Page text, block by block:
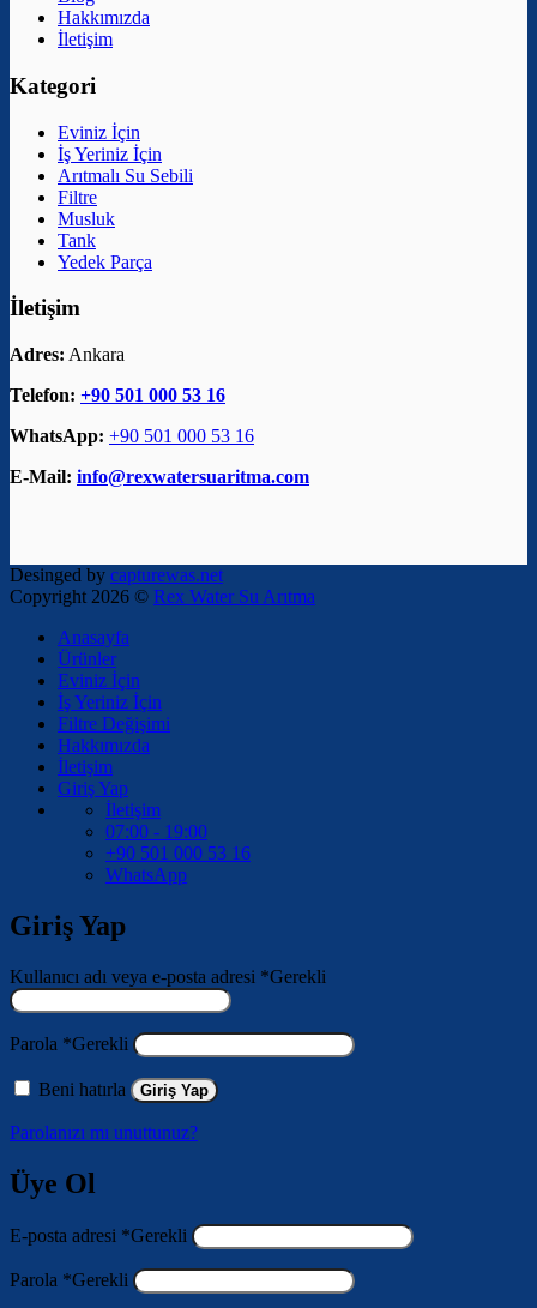
Hakkımızda
İletişim
Kategori
Eviniz İçin
İş Yeriniz İçin
Arıtmalı Su Sebili
Filtre
Musluk
Tank
Yedek Parça
İletişim
Adres: Ankara
Telefon: +90 501 000 53 16
WhatsApp: +90 501 000 53 16
E-Mail: info@rexwatersuaritma.com
Desinged by capturewas.net
Copyright 2026 © Rex Water Su Arıtma
Anasayfa
Ürünler
Eviniz İçin
İş Yeriniz İçin
Filtre Değişimi
Hakkımızda
İletişim
Giriş Yap
İletişim
07:00 - 19:00
+90 501 000 53 16
WhatsApp
Giriş Yap
Kullanıcı adı veya e-posta adresi *Gerekli
Parola *Gerekli
Beni hatırla Giriş Yap
Parolanızı mı unuttunuz?
Üye Ol
E-posta adresi *Gerekli
Parola *Gerekli